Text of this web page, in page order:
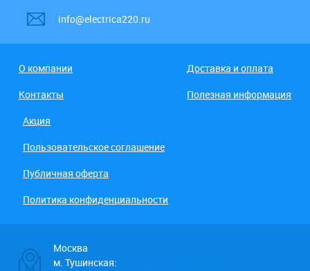
info@electrica220.ru
О компании
Доставка и оплата
Контакты
Полезная информация
Акция
Пользовательское соглашение
Публичная оферта
Политика конфиденциальности
Москва
м. Тушинская: